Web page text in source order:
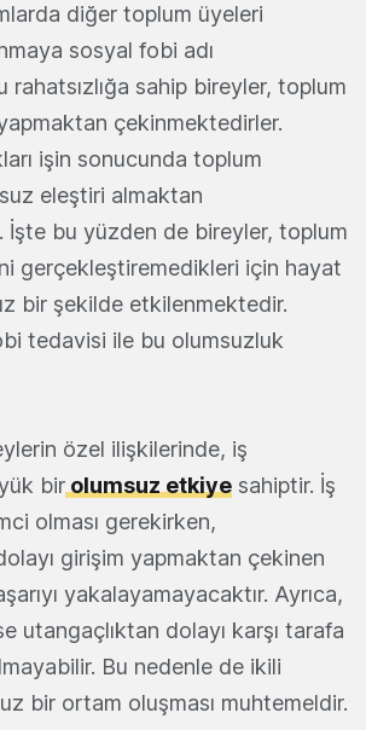
diğer toplum üyeleri
sosyal fobi adı
rahatsızlığa sahip bireyler, toplum
çekinmektedirler.
işin sonucunda toplum
eleştiri almaktan
İşte bu yüzden de bireyler, toplum
gerçekleştiremedikleri için hayat
bir şekilde etkilenmektedir.
tedavisi ile bu olumsuzluk
özel ilişkilerinde, iş
bir olumsuz etkiye sahiptir. İş
olması gerekirken,
girişim yapmaktan çekinen
yakalayamayacaktır. Ayrıca,
utangaçlıktan dolayı karşı tarafa
Bu nedenle de ikili
bir ortam oluşması muhtemeldir.